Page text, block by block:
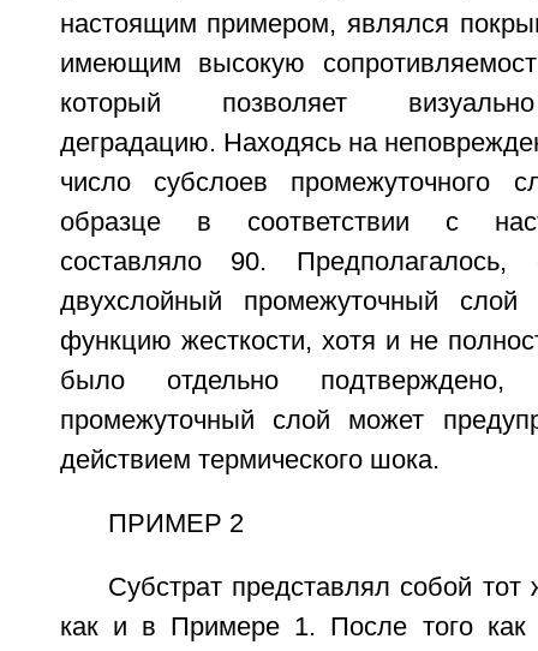
настоящим примером, являлся
имеющим высокую
который позволяет
деградацию. Находясь на
число субслоев промежуточного
образце в соответствии с
составляло 90.
двухслойный промежуточный слой
функцию жесткости, хотя и не
было отдельно подтверждено,
промежуточный слой может
действием термического шока.
ПРИМЕР 2
Субстрат представлял собой тот
как и в Примере 1. После того как